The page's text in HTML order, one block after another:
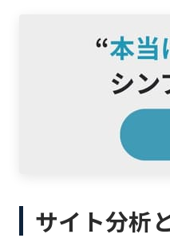
サイト分析